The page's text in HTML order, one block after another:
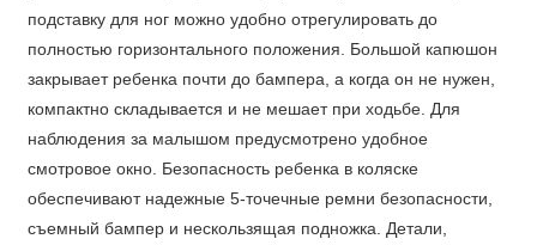
подставку для ног можно удобно отрегулировать до
полностью горизонтального положения. Большой капюшон
закрывает ребенка почти до бампера, а когда он не нужен,
компактно складывается и не мешает при ходьбе. Для
наблюдения за малышом предусмотрено удобное
смотровое окно. Безопасность ребенка в коляске
обеспечивают надежные 5-точечные ремни безопасности,
съемный бампер и нескользящая подножка. Детали,